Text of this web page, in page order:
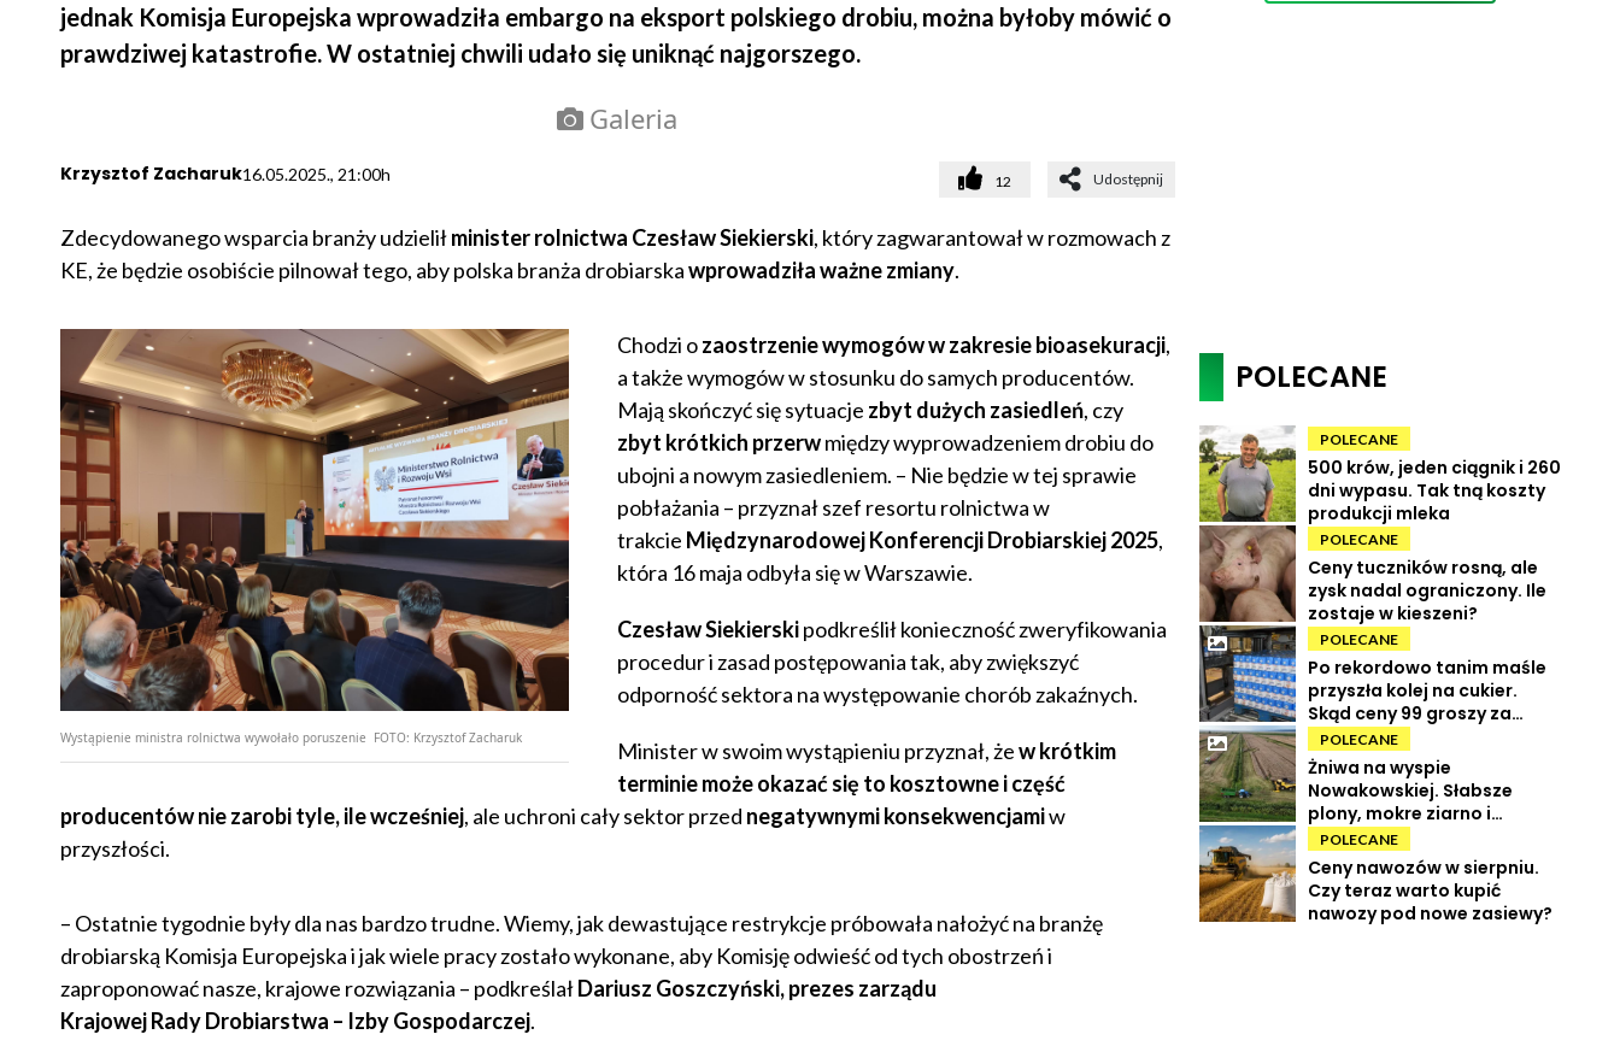
jednak Komisja Europejska wprowadziła embargo na eksport polskiego drobiu, można byłoby mówić o
prawdziwej katastrofie. W ostatniej chwili udało się uniknąć najgorszego.
Galeria
Krzysztof Zacharuk16.05.2025., 21:00h 12 Udostępnij
Zdecydowanego wsparcia branży udzieliłminister rolnictwa Czesław Siekierski, który zagwarantował w rozmowach z
KE, że będzie osobiście pilnował tego, aby polska branża drobiarskawprowadziła ważne zmiany.
Wystąpienie ministra rolnictwa wywołało poruszenie FOTO: Krzysztof Zacharuk
Chodzi ozaostrzenie wymogów w zakresie bioasekuracji,
a także wymogów w stosunku do samych producentów.
Mają skończyć się sytuacje zbyt dużych zasiedleń, czy
zbyt krótkich przerwmiędzy wyprowadzeniem drobiu do
ubojni a nowym zasiedleniem. – Nie będzie w tej sprawie
pobłażania – przyznał szef resortu rolnictwa w
trakcie Międzynarodowej Konferencji Drobiarskiej 2025,
która 16 maja odbyła się w Warszawie.
Czesław Siekierskipodkreślił konieczność zweryfikowania
procedur i zasad postępowania tak, aby zwiększyć
odporność sektora na występowanie chorób zakaźnych.
Minister w swoim wystąpieniu przyznał, żew krótkim
terminiemoże okazać się to kosztowne i część
producentów nie zarobi tyle, ile wcześniej, ale uchroni cały sektor przed negatywnymi konsekwencjamiw
przyszłości.
– Ostatnie tygodnie były dla nas bardzo trudne. Wiemy, jak dewastujące restrykcje próbowała nałożyć na branżę
drobiarską Komisja Europejska i jak wiele pracy zostało wykonane, aby Komisję odwieść od tych obostrzeń i
zaproponować nasze, krajowe rozwiązania – podkreślałDariusz Goszczyński, prezes zarządu
Krajowej Rady Drobiarstwa – Izby Gospodarczej.
POLECANE
POLECANE
500 krów, jeden ciągnik i 260
dni wypasu. Tak tną koszty
produkcji mleka
POLECANE
Ceny tuczników rosną, ale
zysk nadal ograniczony. Ile
zostaje w kieszeni?
POLECANE
Po rekordowo tanim maśle
przyszła kolej na cukier.
Skąd ceny 99 groszy za
kilogram?
POLECANE
Żniwa na wyspie
Nowakowskiej. Słabsze
plony, mokre ziarno i
wysokie koszty
POLECANE
Ceny nawozów w sierpniu.
Czy teraz warto kupić
nawozy pod nowe zasiewy?